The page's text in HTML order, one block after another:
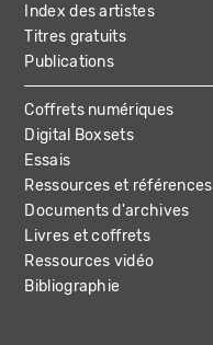
Index des artistes
Titres gratuits
Publications
Coffrets numériques
Digital Boxsets
Essais
Ressources et références
Documents d'archives
Livres et coffrets
Ressources vidéo
Bibliographie